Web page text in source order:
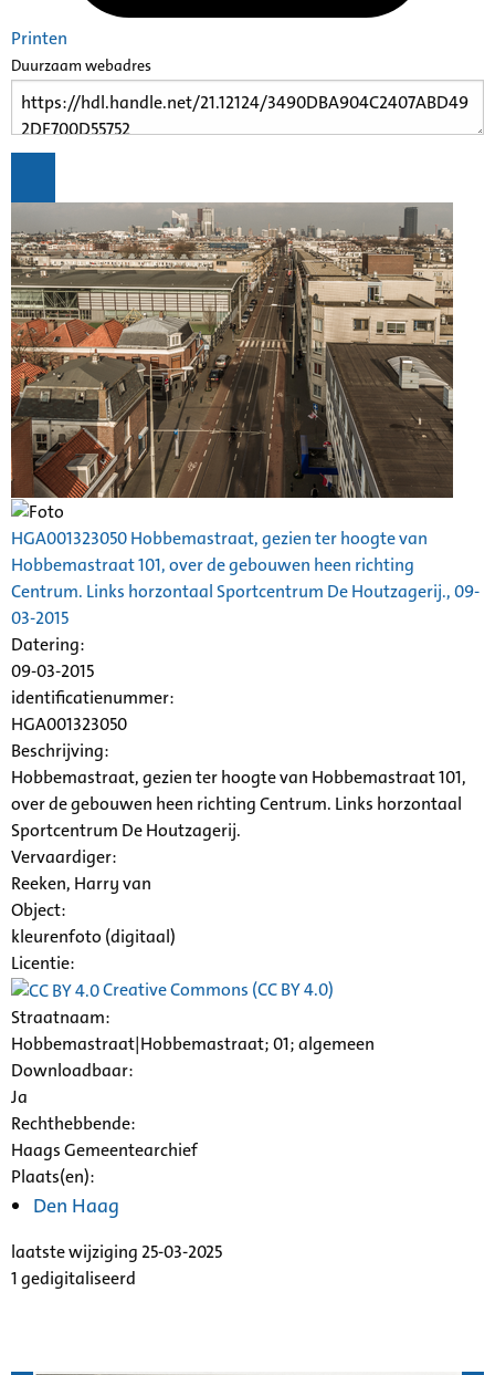
Printen
Duurzaam webadres
HGA001323050 Hobbemastraat, gezien ter hoogte van
Hobbemastraat 101, over de gebouwen heen richting
Centrum. Links horzontaal Sportcentrum DeHoutzagerij., 09-
03-2015
Datering:
09-03-2015
identificatienummer:
HGA001323050
Beschrijving:
Hobbemastraat, gezien ter hoogte van Hobbemastraat 101,
over de gebouwen heen richting Centrum. Links horzontaal
Sportcentrum DeHoutzagerij.
Vervaardiger:
Reeken, Harry van
Object:
kleurenfoto (digitaal)
Licentie:
Creative Commons (CC BY 4.0)
Straatnaam:
Hobbemastraat|Hobbemastraat; 01; algemeen
Downloadbaar:
Ja
Rechthebbende:
Haags Gemeentearchief
Plaats(en):
Den Haag
laatste wijziging 25-03-2025
1 gedigitaliseerd